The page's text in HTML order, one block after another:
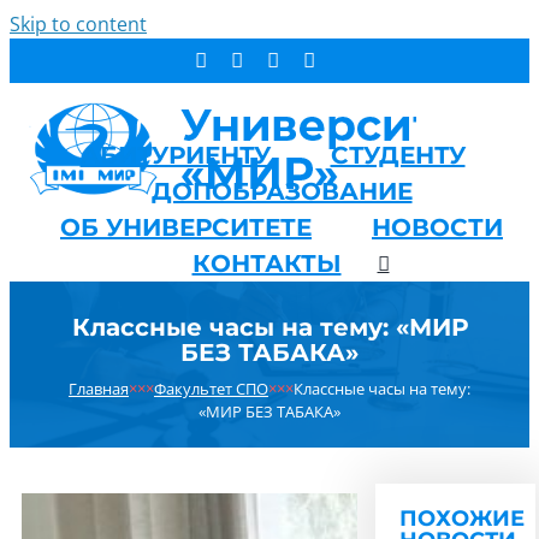
Skip to content
АБИТУРИЕНТУ
СТУДЕНТУ
ДОПОБРАЗОВАНИЕ
ОБ УНИВЕРСИТЕТЕ
НОВОСТИ
КОНТАКТЫ
Классные часы на тему: «МИР
БЕЗ ТАБАКА»
Главная×××Факультет СПО×××Классные часы на тему:
«МИР БЕЗ ТАБАКА»
ПОХОЖИЕ